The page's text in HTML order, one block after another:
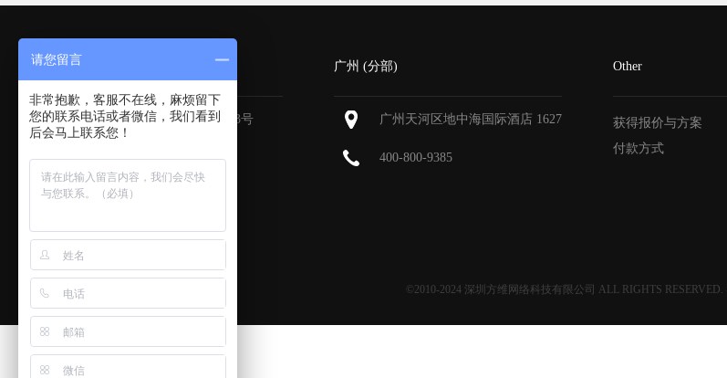
深圳 (总部)
深圳福田区深南大道6013号
中国有色大厦
400-800-9385
0755-83896336
广州 (分部)
广州天河区地中海国际酒店 1627
400-800-9385
Other
获得报价与方案
付款方式
©2010-2024 深圳方维网络科技有限公司 ALL RIGHTS RESERVED.
请您留言
非常抱歉，客服不在线，麻烦留下
您的联系电话或者微信，我们看到
后会马上联系您！